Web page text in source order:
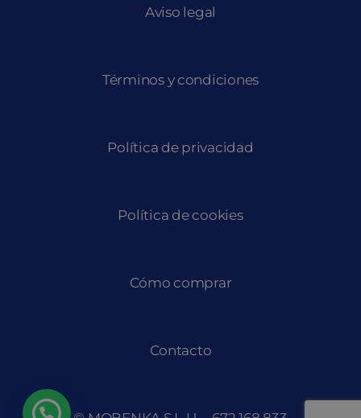
Aviso legal
Términos y condiciones
Política de privacidad
Política de cookies
Cómo comprar
Contacto